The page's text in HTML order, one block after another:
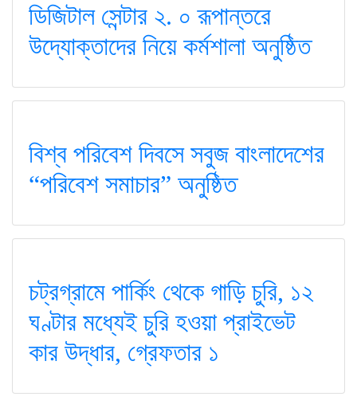
ডিজিটাল সেন্টার ২. ০ রূপান্তরে
উদ্যোক্তাদের নিয়ে কর্মশালা অনুষ্ঠিত
বিশ্ব পরিবেশ দিবসে সবুজ বাংলাদেশের
“পরিবেশ সমাচার” অনুষ্ঠিত
চট্রগ্রামে পার্কিং থেকে গাড়ি চুরি, ১২
ঘণ্টার মধ্যেই চুরি হওয়া প্রাইভেট
কার উদ্ধার, গ্রেফতার ১